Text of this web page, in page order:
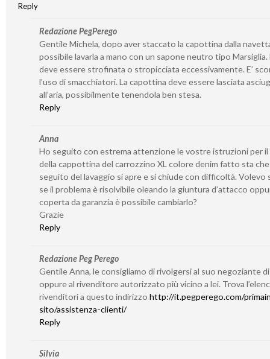
Reply
Redazione PegPerego
Gentile Michela, dopo aver staccato la capottina dalla
possibile lavarla a mano con un sapone neutro tipo Marsiglia.
deve essere strofinata o stropicciata eccessivamente. E’
l’uso di smacchiatori. La capottina deve essere lasciata
all’aria, possibilmente tenendola ben stesa.
Reply
Anna
Ho seguito con estrema attenzione le vostre istruzioni per il
della cappottina del carrozzino XL colore denim fatto sta che
seguito del lavaggio si apre e si chiude con difficoltà. Volevo
se il problema è risolvibile oleando la giuntura d’attacco
coperta da garanzia è possibile cambiarlo?
Grazie
Reply
Redazione Peg Perego
Gentile Anna, le consigliamo di rivolgersi al suo negoziante
oppure al rivenditore autorizzato più vicino a lei. Trova
rivenditori a questo indirizzo http://it.pegperego.com/
sito/assistenza-clienti/
Reply
Silvia